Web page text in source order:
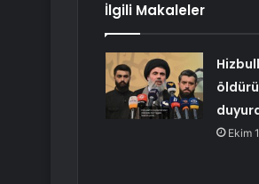
İlgili Makaleler
Ekim